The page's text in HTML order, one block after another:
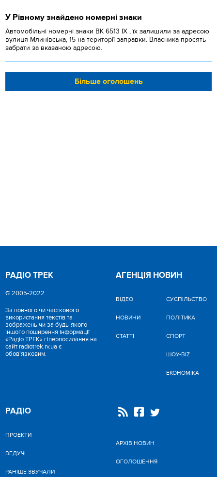
У Рівному знайдено номерні знаки
Автомобільні номерні знаки BK 6513 IX , їх залишили за адресою
вулиця Млинівська, 15 на території заправки. Власника просять
забрати за вказаною адресою.
Більше оголошень
РАДІО ТРЕК
© 2005-2022
За повного чи часткового
використання текстів та
зображень чи за будь-якого
іншого поширення інформації
«Радіо ТРЕК» гіперпосилання на
сайт radiotrek.rv.ua є
обов'язковим.
АГЕНЦІЯ НОВИН
ВІДЕО
НОВИНИ
СТАТТІ
CУСПІЛЬСТВО
ПОЛІТИКА
СПОРТ
ШОУ-BIZ
ЕКОНОМІКА
РАДІО
ПРОЕКТИ
ВЕДУЧІ
РАНІШЕ ЗВУЧАЛИ
АРХІВ НОВИН
ОГОЛОШЕННЯ